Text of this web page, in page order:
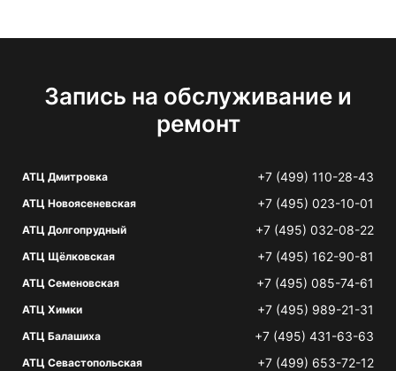
Запись на обслуживание и
ремонт
АТЦ Дмитровка +7 (499) 110-28-43
АТЦ Новоясеневская +7 (495) 023-10-01
АТЦ Долгопрудный +7 (495) 032-08-22
АТЦ Щёлковская +7 (495) 162-90-81
АТЦ Семеновская +7 (495) 085-74-61
АТЦ Химки +7 (495) 989-21-31
АТЦ Балашиха +7 (495) 431-63-63
АТЦ Севастопольская +7 (499) 653-72-12